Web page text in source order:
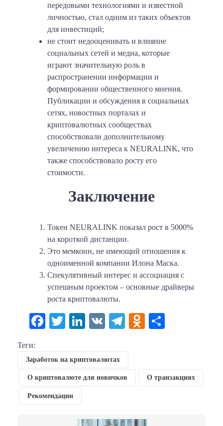
передовыми технологиями и известной
личностью, стал одним из таких объектов
для инвестиций;
не стоит недооценивать и влияние
социальных сетей и медиа, которые
играют значительную роль в
распространении информации и
формировании общественного мнения.
Публикации и обсуждения в социальных
сетях, новостных порталах и
криптовалютных сообществах
способствовали дополнительному
увеличению интереса к NEURALINK, что
также способствовало росту его
стоимости.
Заключение
Токен NEURALINK показал рост в 5000%
на короткой дистанции.
Это мемкоин, не имеющий отношения к
одноименной компании Илона Маска.
Спекулятивный интерес и ассоциация с
успешным проектом – основные драйверы
роста криптовалюты.
Facebook
TwitterLinkedIn
VK Telegram
Теги:
Заработок на криптовалютах
О криптовалюте для новичков О транзакциях
Рекомендации